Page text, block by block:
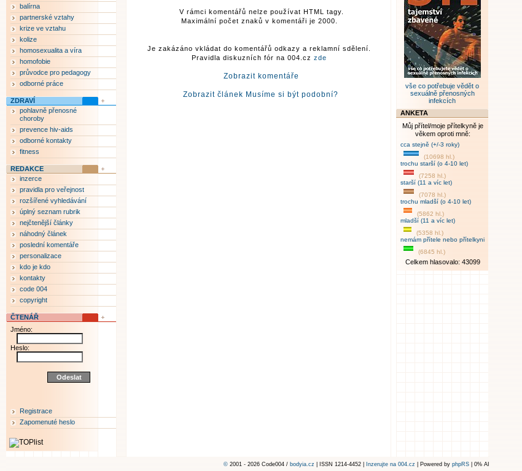
V rámci komentářů nelze používat HTML tagy.
Maximální počet znaků v komentáři je 2000.
Je zakázáno vkládat do komentářů odkazy a reklamní sdělení.
Pravidla diskuzních fór na 004.cz zde
Zobrazit komentáře
Zobrazit článek Musíme si být podobní?
balírna
partnerské vztahy
krize ve vztahu
kolize
homosexualita a víra
homofobie
průvodce pro pedagogy
odborné práce
ZDRAVÍ
pohlavně přenosné
choroby
prevence hiv-aids
odborné kontakty
fitness
REDAKCE
inzerce
pravidla pro veřejnost
rozšířené vyhledávání
úplný seznam rubrik
nejčtenější články
náhodný článek
poslední komentáře
personalizace
kdo je kdo
kontakty
code 004
copyright
ČTENÁŘ
Jméno:
Heslo:
Registrace
Zapomenuté heslo
vše co potřebuje vědět o
sexuálně přenosných
infekcích
ANKETA
Můj přítel/moje přítelkyně je
věkem oproti mně:
cca stejně (+/-3 roky)
(10698 hl.)
trochu starší (o 4-10 let)
(7258 hl.)
starší (11 a víc let)
(7078 hl.)
trochu mladší (o 4-10 let)
(5862 hl.)
mladší (11 a víc let)
(5358 hl.)
nemám přítele nebo přítelkyni
(6845 hl.)
Celkem hlasovalo: 43099
© 2001 - 2026 Code004 / bodyia.cz | ISSN 1214-4452 | Inzerujte na 004.cz | Powered by phpRS | 0% AI